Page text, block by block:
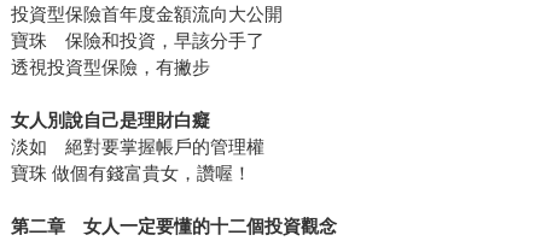
投資型保險首年度金額流向大公開
寶珠 保險和投資，早該分手了
透視投資型保險，有撇步
女人別說自己是理財白癡
淡如 絕對要掌握帳戶的管理權
寶珠 做個有錢富貴女，讚喔！
第二章 女人一定要懂的十二個投資觀念